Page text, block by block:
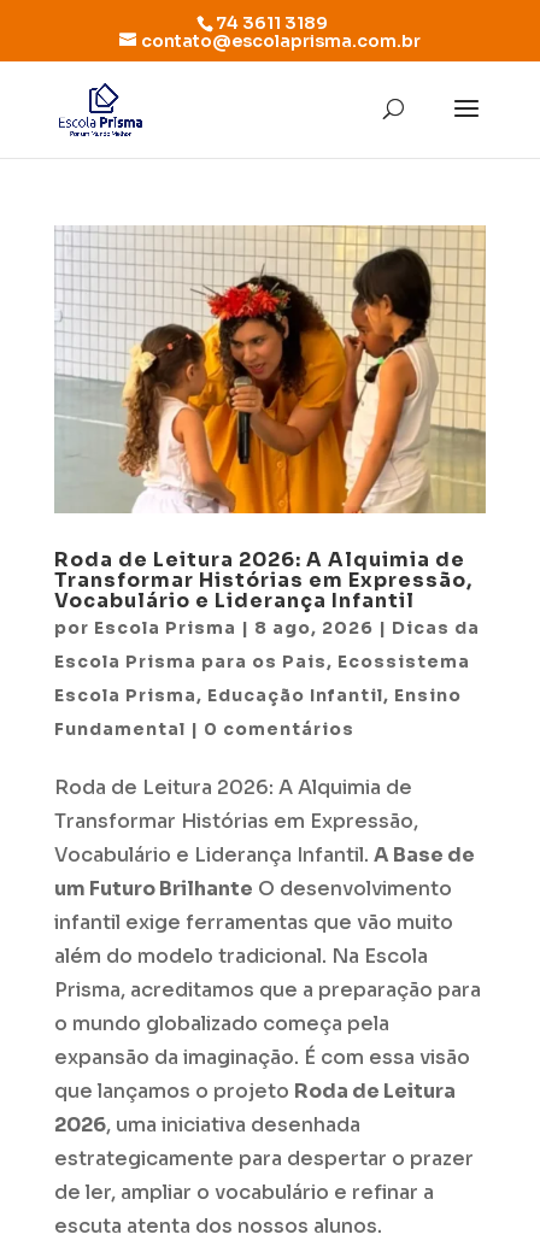
74 3611 3189
contato@escolaprisma.com.br
Roda de Leitura 2026: A Alquimia de
Transformar Histórias em Expressão,
Vocabulário e Liderança Infantil
por Escola Prisma | 8 ago, 2026 | Dicas da
Escola Prisma para os Pais, Ecossistema
Escola Prisma, Educação Infantil, Ensino
Fundamental | 0 comentários
Roda de Leitura 2026: A Alquimia de
Transformar Histórias em Expressão,
Vocabulário e Liderança Infantil. A Base de
um Futuro Brilhante O desenvolvimento
infantil exige ferramentas que vão muito
além do modelo tradicional. Na Escola
Prisma, acreditamos que a preparação para
o mundo globalizado começa pela
expansão da imaginação. É com essa visão
que lançamos o projeto Roda de Leitura
2026, uma iniciativa desenhada
estrategicamente para despertar o prazer
de ler, ampliar o vocabulário e refinar a
escuta atenta dos nossos alunos.